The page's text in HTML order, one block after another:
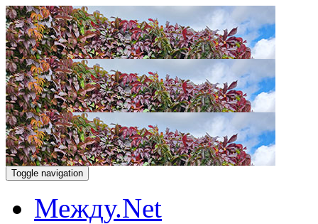
Toggle navigation
Между.Net